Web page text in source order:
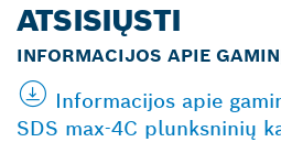
ATSISIŲSTI
INFORMACIJOS APIE
Informacijos apie
SDS max-4C plunksninių